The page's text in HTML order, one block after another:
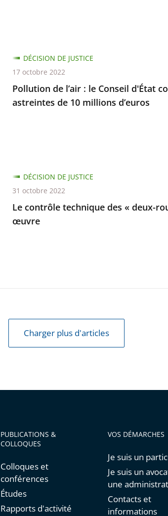
Pollution de l’air : le Conseil d'État
astreintes de 10 millions d’euros
DÉCISION DE JUSTICE
17 octobre 2022
Le contrôle technique des « deux-
œuvre
DÉCISION DE JUSTICE
31 octobre 2022
Charger plus d'articles
PUBLICATIONS &
COLLOQUES
Colloques et
conférences
Études
Rapports d'activité
VOS DÉMARCHES
Je suis un
Je suis un
une
Contacts et
informations